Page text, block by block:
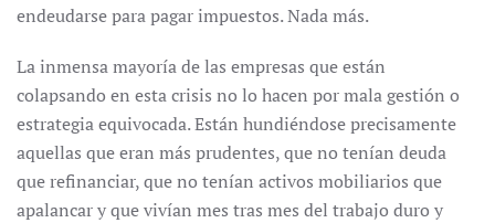
endeudarse para pagar impuestos. Nada más.
La inmensa mayoría de las empresas que están
colapsando en esta crisis no lo hacen por mala gestión o
estrategia equivocada. Están hundiéndose precisamente
aquellas que eran más prudentes, que no tenían deuda
que refinanciar, que no tenían activos mobiliarios que
apalancar y que vivían mes tras mes del trabajo duro y